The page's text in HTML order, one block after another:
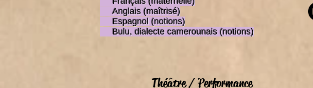
Anglais (maîtrisé)
Espagnol (notions)
Bulu, dialecte camerounais (notions)
Théâtre / Performance